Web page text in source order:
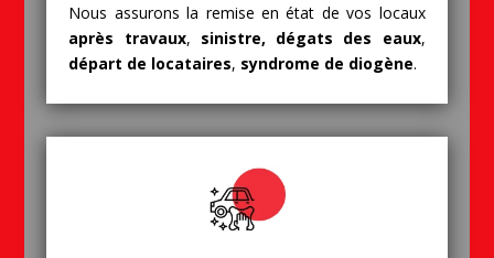
Nous assurons la remise en état de vos locaux
après travaux, sinistre, dégats des eaux,
départ de locataires, syndrome de diogène.